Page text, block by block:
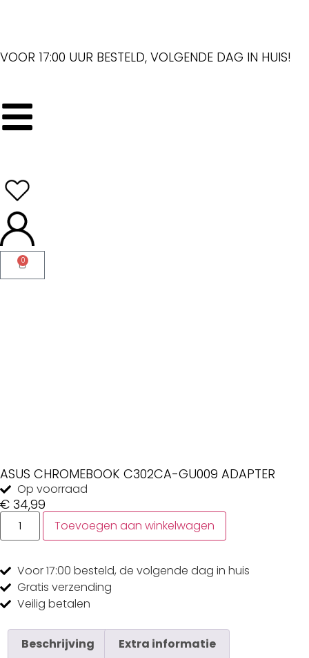
VOOR 17:00 UUR BESTELD, VOLGENDE DAG IN HUIS!
0
ASUS CHROMEBOOK C302CA-GU009 ADAPTER
Op voorraad
€ 34,99
Toevoegen aan winkelwagen
Voor 17:00 besteld, de volgende dag in huis
Gratis verzending
Veilig betalen
Beschrijving Extra informatie